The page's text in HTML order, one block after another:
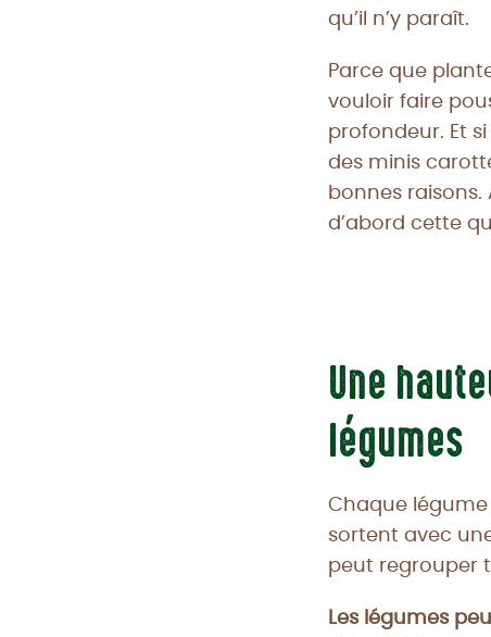
qu’il n’y paraît.
Parce que
vouloir faire
profondeur. Et
des minis
bonnes
d’abord cette
Une
légumes
Chaque légume
sortent avec
peut regrouper
Les légumes